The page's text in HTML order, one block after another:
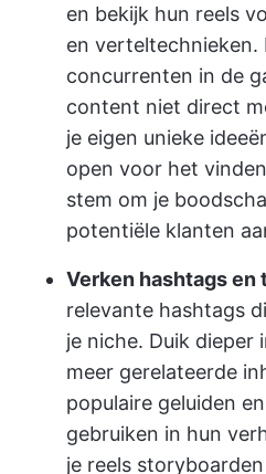
en bekijk hun reels
en verteltechnieken.
concurrenten in de
content niet direct
je eigen unieke
open voor het
stem om je
potentiële klanten
Verken hashtags en
relevante hashtags
je niche. Duik dieper
meer gerelateerde
populaire geluiden
gebruiken in hun
je reels